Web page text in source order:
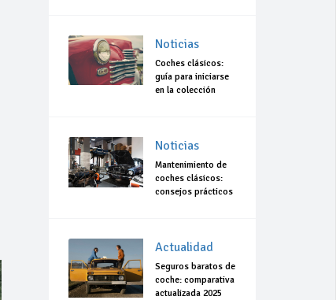
Noticias
Coches clásicos:
guía para iniciarse
en la colección
Noticias
Mantenimiento de
coches clásicos:
consejos prácticos
Actualidad
Seguros baratos de
coche: comparativa
actualizada 2025